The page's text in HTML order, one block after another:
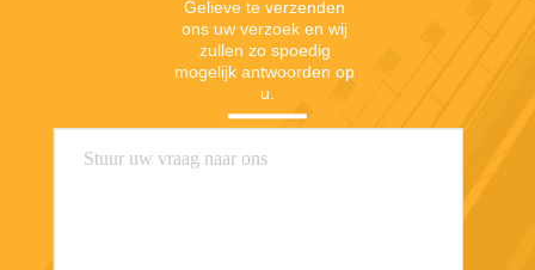
Gelieve te verzenden
ons uw verzoek en wij
zullen zo spoedig
mogelijk antwoorden op
u.